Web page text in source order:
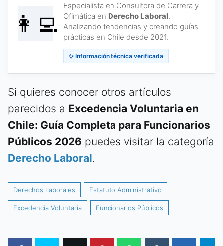
👩‍💻
Especialista en Consultora de Carrera y
Ofimática en Derecho Laboral.
Analizando tendencias y creando guías
prácticas en Chile desde 2021.
✨ Información técnica verificada
Si quieres conocer otros artículos
parecidos a Excedencia Voluntaria en
Chile: Guía Completa para Funcionarios
Públicos 2026 puedes visitar la categoría
Derecho Laboral.
Derechos Laborales Estatuto Administrativo
Excedencia Voluntaria Funcionarios Públicos